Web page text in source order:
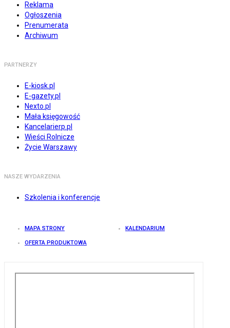
Reklama
Ogłoszenia
Prenumerata
Archiwum
PARTNERZY
E-kiosk.pl
E-gazety.pl
Nexto.pl
Mała księgowość
Kancelarierp.pl
Wieści Rolnicze
Życie Warszawy
NASZE WYDARZENIA
Szkolenia i konferencje
MAPA STRONY KALENDARIUM
OFERTA PRODUKTOWA